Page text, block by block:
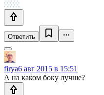
Ответить
firya6 авг 2015 в 15:51
А на каком боку лучше?